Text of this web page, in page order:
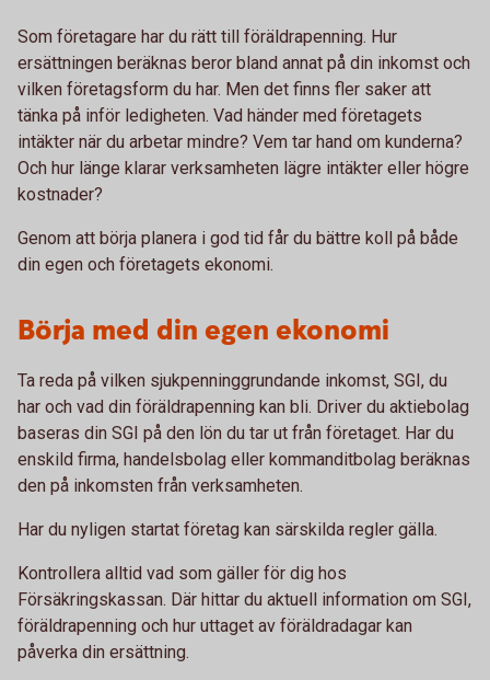
Som företagare har du rätt till föräldrapenning. Hur
ersättningen beräknas beror bland annat på din inkomst och
vilken företagsform du har. Men det finns fler saker att
tänka på inför ledigheten. Vad händer med företagets
intäkter när du arbetar mindre? Vem tar hand om kunderna?
Och hur länge klarar verksamheten lägre intäkter eller högre
kostnader?
Genom att börja planera i god tid får du bättre koll på både
din egen och företagets ekonomi.
Börja med din egen ekonomi
Ta reda på vilken sjukpenninggrundande inkomst, SGI, du
har och vad din föräldrapenning kan bli. Driver du aktiebolag
baseras din SGI på den lön du tar ut från företaget. Har du
enskild firma, handelsbolag eller kommanditbolag beräknas
den på inkomsten från verksamheten.
Har du nyligen startat företag kan särskilda regler gälla.
Kontrollera alltid vad som gäller för dig hos
Försäkringskassan. Där hittar du aktuell information om SGI,
föräldrapenning och hur uttaget av föräldradagar kan
påverka din ersättning.